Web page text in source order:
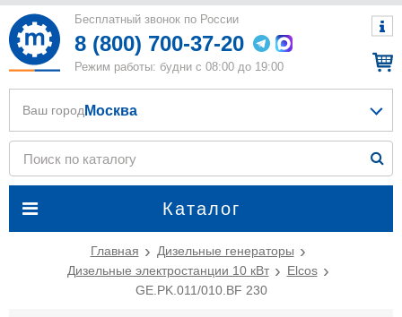
Бесплатный звонок по России
8 (800) 700-37-20
Режим работы: будни с 08:00 до 19:00
Каталог
Ваш город Москва
Главная
Дизельные генераторы
Дизельные электростанции 10 кВт
Elcos
GE.PK.011/010.BF 230